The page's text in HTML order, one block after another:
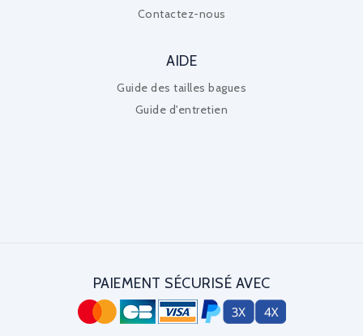
Contactez-nous
AIDE
Guide des tailles bagues
Guide d'entretien
PAIEMENT SÉCURISÉ AVEC